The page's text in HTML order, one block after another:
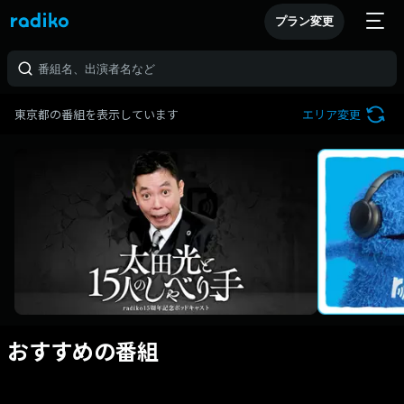
プラン変更
東京都の番組を表示しています エリア変更
おすすめの番組